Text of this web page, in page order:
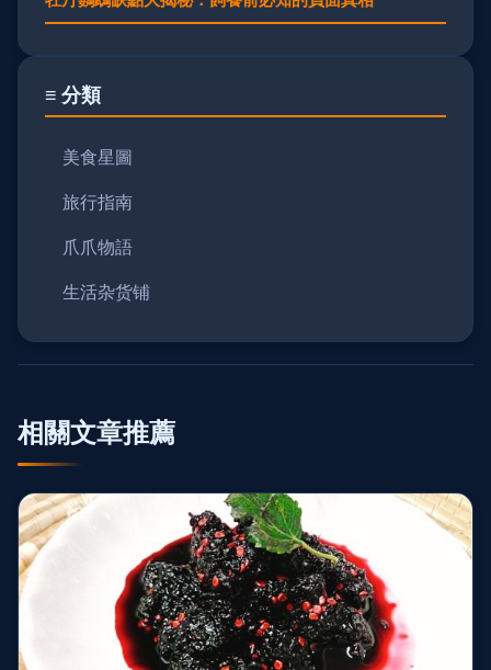
≡ 分類
美食星圖
旅行指南
爪爪物語
生活杂货铺
相關文章推薦